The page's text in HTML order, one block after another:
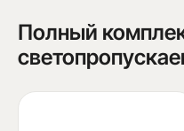
Полный